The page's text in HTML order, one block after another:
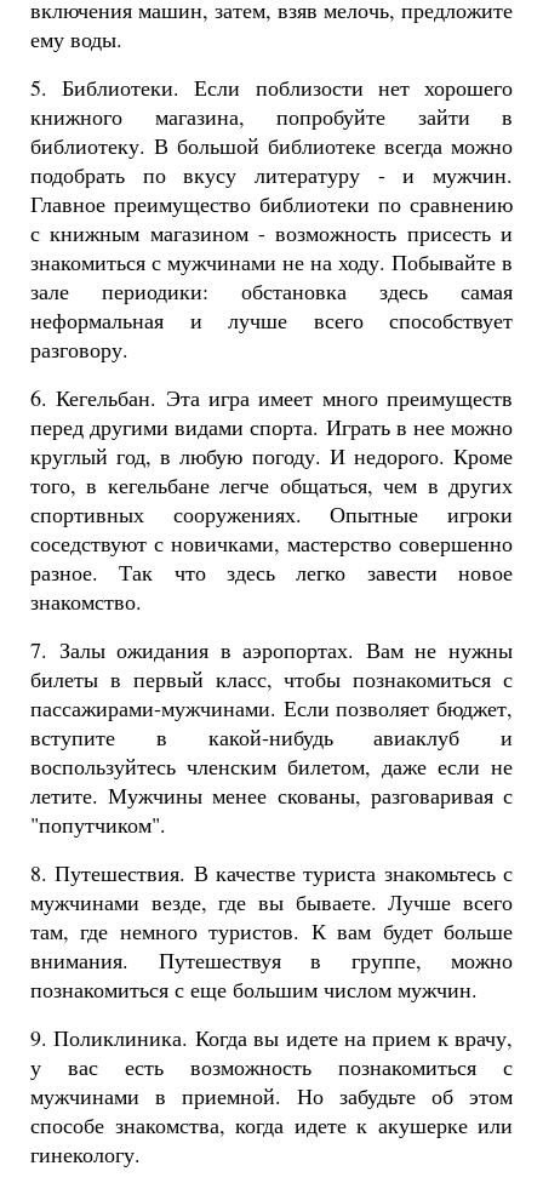
включения машин, затем, взяв мелочь, предложите
ему воды.
5. Библиотеки. Если поблизости нет хорошего
книжного магазина, попробуйте зайти в
библиотеку. В большой библиотеке всегда можно
подобрать по вкусу литературу - и мужчин.
Главное преимущество библиотеки по сравнению
с книжным магазином - возможность присесть и
знакомиться с мужчинами не на ходу. Побывайте в
зале периодики: обстановка здесь самая
неформальная и лучше всего способствует
разговору.
6. Кегельбан. Эта игра имеет много преимуществ
перед другими видами спорта. Играть в нее можно
круглый год, в любую погоду. И недорого. Кроме
того, в кегельбане легче общаться, чем в других
спортивных сооружениях. Опытные игроки
соседствуют с новичками, мастерство совершенно
разное. Так что здесь легко завести новое
знакомство.
7. Залы ожидания в аэропортах. Вам не нужны
билеты в первый класс, чтобы познакомиться с
пассажирами-мужчинами. Если позволяет бюджет,
вступите в какой-нибудь авиаклуб и
воспользуйтесь членским билетом, даже если не
летите. Мужчины менее скованы, разговаривая с
"попутчиком".
8. Путешествия. В качестве туриста знакомьтесь с
мужчинами везде, где вы бываете. Лучше всего
там, где немного туристов. К вам будет больше
внимания. Путешествуя в группе, можно
познакомиться с еще большим числом мужчин.
9. Поликлиника. Когда вы идете на прием к врачу,
у вас есть возможность познакомиться с
мужчинами в приемной. Но забудьте об этом
способе знакомства, когда идете к акушерке или
гинекологу.